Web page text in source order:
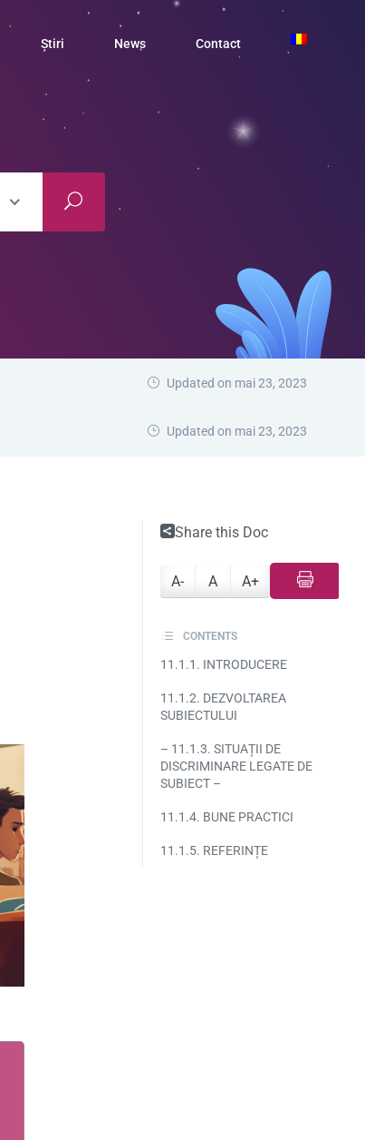
Știri News Contact
Updated on mai 23, 2023
Updated on mai 23, 2023
Share this Doc
A- A A+
CONTENTS
11.1.1. INTRODUCERE
11.1.2. DEZVOLTAREA
SUBIECTULUI
– 11.1.3. SITUAȚII DE
DISCRIMINARE LEGATE DE
SUBIECT –
11.1.4. BUNE PRACTICI
11.1.5. REFERINȚE